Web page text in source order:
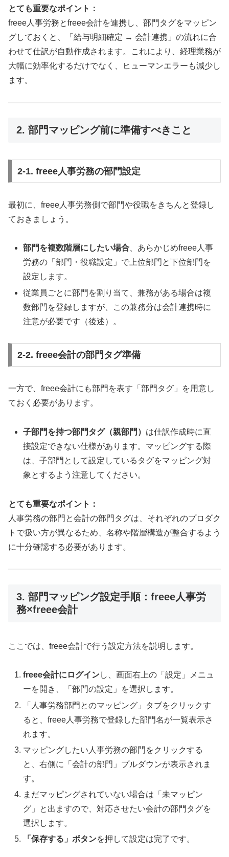
とても重要なポイント：
freee人事労務とfreee会計を連携し、部門タグをマッピン
グしておくと、「給与明細確定 → 会計連携」の流れに合
わせて仕訳が自動作成されます。これにより、経理業務が
大幅に効率化するだけでなく、ヒューマンエラーも減少し
ます。
2. 部門マッピング前に準備すべきこと
2-1. freee人事労務の部門設定
最初に、freee人事労務側で部門や役職をきちんと登録し
ておきましょう。
部門を複数階層にしたい場合 、あらかじめfreee人事
労務の「部門・役職設定」で上位部門と下位部門を
設定します。
従業員ごとに部門を割り当て、兼務がある場合は複
数部門を登録しますが、この兼務分は会計連携時に
注意が必要です（後述）。
2-2. freee会計の部門タグ準備
一方で、freee会計にも部門を表す「部門タグ」を用意し
ておく必要があります。
子部門を持つ部門タグ（親部門） は仕訳作成時に直
接設定できない仕様があります。マッピングする際
は、子部門として設定しているタグをマッピング対
象とするよう注意してください。
とても重要なポイント：
人事労務の部門と会計の部門タグは、それぞれのプロダク
トで扱い方が異なるため、名称や階層構造が整合するよう
に十分確認する必要があります。
3. 部門マッピング設定手順：freee人事労
務×freee会計
ここでは、freee会計で行う設定方法を説明します。
freee会計にログインし、画面右上の「設定」メニュ
ーを開き、「部門の設定」を選択します。
「人事労務部門とのマッピング」タブをクリックす
ると、freee人事労務で登録した部門名が一覧表示さ
れます。
マッピングしたい人事労務の部門をクリックする
と、右側に「会計の部門」プルダウンが表示されま
す。
まだマッピングされていない場合は「未マッピン
グ」と出ますので、対応させたい会計の部門タグを
選択します。
「保存する」ボタンを押して設定は完了です。